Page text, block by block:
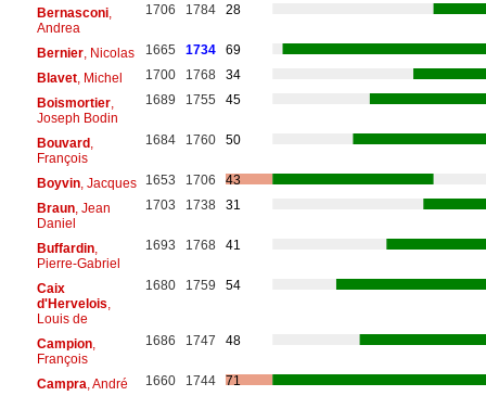
Bernasconi,
Andrea
1706 1784 28
Bernier, Nicolas 1665 1734
69
Blavet, Michel 1700 1768
34
Boismortier,
Joseph Bodin
1689 1755 45
Bouvard,
François
1684 1760 50
Boyvin, Jacques 1653 1706
43
Braun, Jean
Daniel
1703 1738 31
Buffardin,
Pierre-Gabriel
1693 1768 41
Caix
d'Hervelois
Louis de
1680 1759 54
Campion,
François
1686 1747 48
Campra , André 1660 1744
71